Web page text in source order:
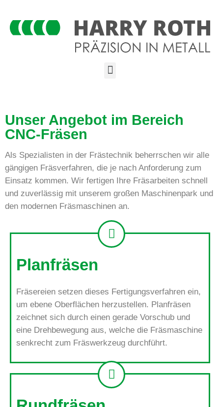
Unser Angebot im Bereich
CNC-Fräsen
Als Spezialisten in der Frästechnik beherrschen wir alle
gängigen Fräsverfahren, die je nach Anforderung zum
Einsatz kommen. Wir fertigen Ihre Fräsarbeiten schnell
und zuverlässig mit unserem großen Maschinenpark und
den modernen Fräsmaschinen an.
Planfräsen
Fräsereien setzen dieses Fertigungsverfahren ein,
um ebene Oberflächen herzustellen. Planfräsen
zeichnet sich durch einen gerade Vorschub und
eine Drehbewegung aus, welche die Fräsmaschine
senkrecht zum Fräswerkzeug durchführt.